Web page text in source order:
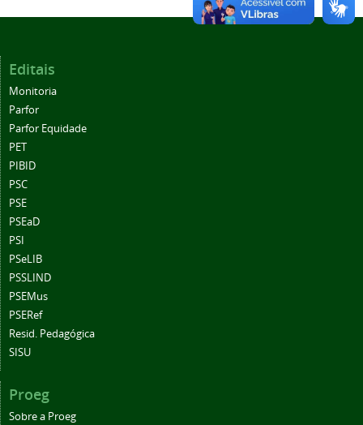
Editais
Monitoria
Parfor
Parfor Equidade
PET
PIBID
PSC
PSE
PSEaD
PSI
PSeLIB
PSSLIND
PSEMus
PSERef
Resid. Pedagógica
SISU
Proeg
Sobre a Proeg